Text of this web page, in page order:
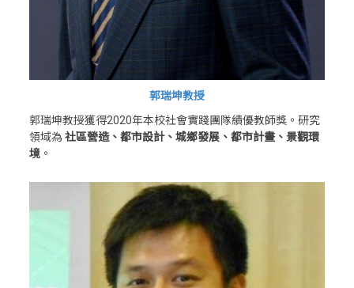
郭瑞坤教授
郭瑞坤教授獲得2020年本校社會實踐團隊績優教師獎。研究
領域為社區營造、都市設計、城鄉發展、都市計畫、景觀環
境 。